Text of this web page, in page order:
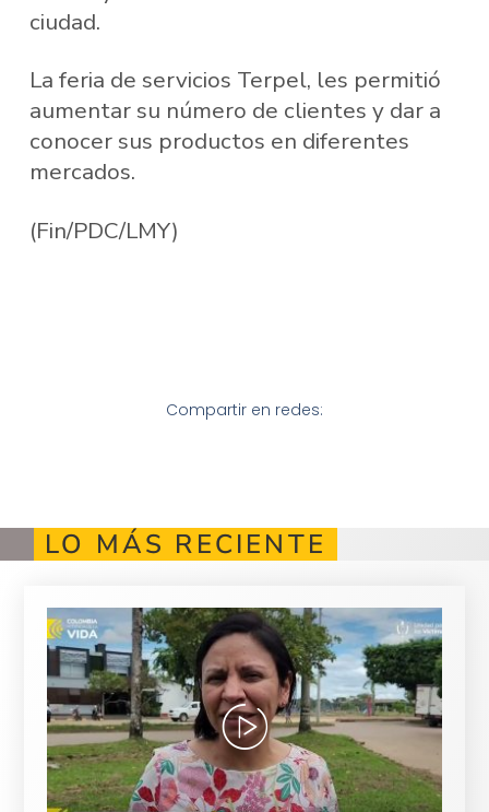
ciudad.
La feria de servicios Terpel, les permitió
aumentar su número de clientes y dar a
conocer sus productos en diferentes
mercados.
(Fin/PDC/LMY)
Compartir en redes:
LO MÁS RECIENTE